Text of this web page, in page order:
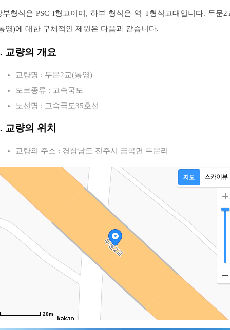
부형식은 PSC I형교이며, 하부 형식은 역 T형식교대입니다. 두문2
영)에 대한 구체적인 제원은 다음과 같습니다.
교량의 개요
교량명 : 두문2교(통영)
도로종류 : 고속국도
노선명 : 고속국도35호선
교량의 위치
교량의 주소 : 경상남도 진주시 금곡면 두문리
20m